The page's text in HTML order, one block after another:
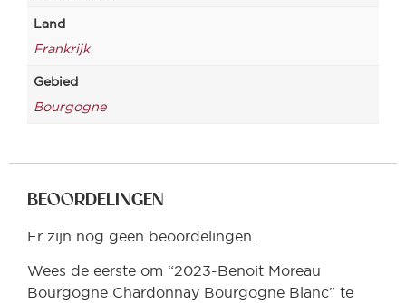
Land
Frankrijk
Gebied
Bourgogne
BEOORDELINGEN
Er zijn nog geen beoordelingen.
Wees de eerste om “2023-Benoit Moreau
Bourgogne Chardonnay Bourgogne Blanc” te